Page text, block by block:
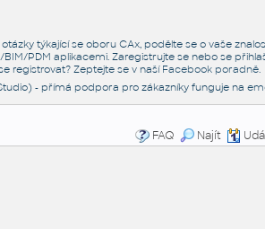
týkající se oboru CAx, podělte se o vaše
BIM/PDM aplikacemi. Zaregistrujte se nebo se
registrovat? Zeptejte se v naší Facebook poradně.
- přímá podpora pro zákazníky funguje na
FAQ
Najít